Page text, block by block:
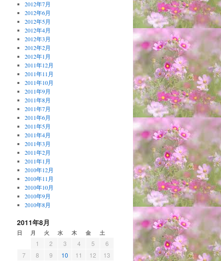
2012年7月
2012年6月
2012年5月
2012年4月
2012年3月
2012年2月
2012年1月
2011年12月
2011年11月
2011年10月
2011年9月
2011年8月
2011年7月
2011年6月
2011年5月
2011年4月
2011年3月
2011年2月
2011年1月
2010年12月
2010年11月
2010年10月
2010年9月
2010年8月
2011年8月
日 月 火 水 木 金 土
1 2 3 4 5
6
7
8 9 10 11 12 13